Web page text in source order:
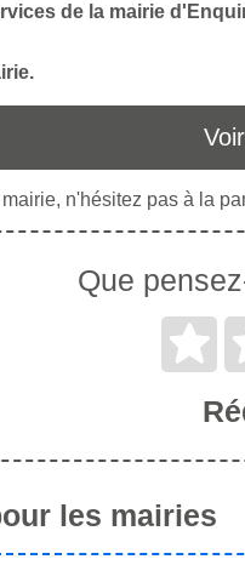
de la mairie
n'hésitez pas à la
Que
les mairies